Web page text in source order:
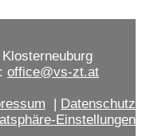
office@vs-zt.at
| Datenschutz
Einstellungen